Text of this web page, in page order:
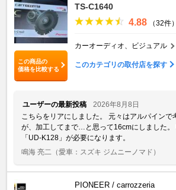
この商品の
価格を比較する
TS-C1640
4.88 （32件）
カーオーディオ、ビジュアル
このカテゴリの取付店を探す
ユーザーの最新投稿
2026年8月8日
こちらをリアにしました。 元々はアルパインで
が、加工してまで…と思って16cmにしました。
「UD-K128」が必要になります。
鳴海 亮二
（愛車：スズキ ジムニーノマド）
PIONEER / carrozzeria